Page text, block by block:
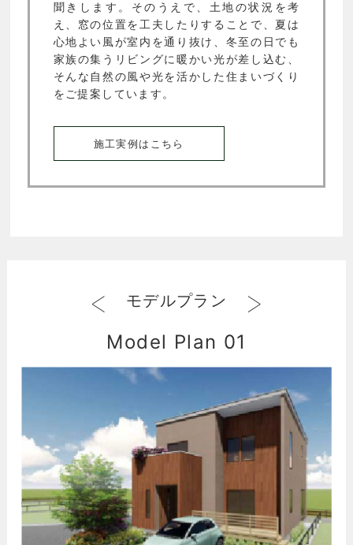
聞きします。そのうえで、土地の状況を考
え、窓の位置を工夫したりすることで、夏は
心地よい風が室内を通り抜け、冬至の日でも
家族の集うリビングに暖かい光が差し込む、
そんな自然の風や光を活かした住まいづくり
をご提案しています。
施工実例はこちら
< モデルプラン >
Model Plan 01